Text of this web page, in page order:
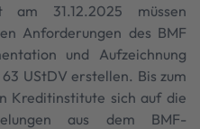
am 31.12.2025 müssen
Anforderungen des BMF
und Aufzeichnung
UStDV erstellen. Bis zum
Kreditinstitute sich auf die
aus dem BMF-